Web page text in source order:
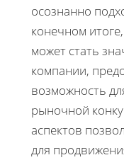
осознанно
конечном
может стать
компании,
возможность
рыночной
аспектов
для